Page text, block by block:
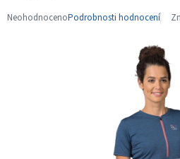
Průměrné
NeohodnocenoPodrobnosti hodnocení